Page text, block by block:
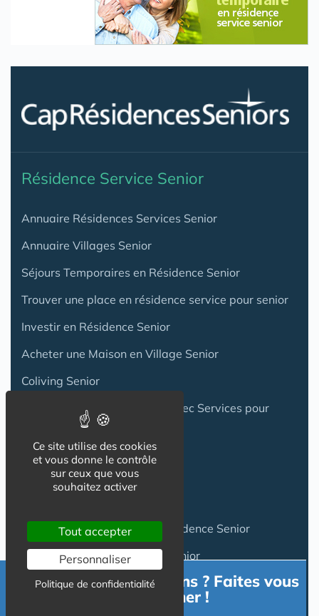
Résidence Service Senior
Annuaire Résidences Services Senior
Annuaire Villages Senior
Séjours Temporaires en Résidence Senior
Trouver une place en résidence service pour senior
Investir en Résidence Senior
Acheter une Maison en Village Senior
Coliving Senior
Les groupes de Résidences avec Services pour
Logement Senior
Location appartement en Résidence Senior
Location Maison en Village Senior
Achat appartement en Résidence Senior
Besoin d'informations ? Faites vous
accompagner !
Ce site utilise des cookies
et vous donne le contrôle
sur ceux que vous
souhaitez activer
Tout accepter
Personnaliser
Politique de confidentialité